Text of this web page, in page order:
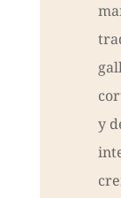
y